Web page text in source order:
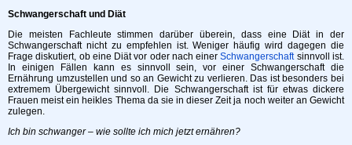
Schwangerschaft und Diät
Die meisten Fachleute stimmen darüber überein, dass eine Diät in der
Schwangerschaft nicht zu empfehlen ist. Weniger häufig wird dagegen die
Frage diskutiert, ob eine Diät vor oder nach einerSchwangerschaftsinnvoll ist.
In einigen Fällen kann es sinnvoll sein, vor einer Schwangerschaft die
Ernährung umzustellen und so an Gewicht zu verlieren. Das ist besonders bei
extremem Übergewicht sinnvoll. Die Schwangerschaft ist für etwas dickere
Frauen meist ein heikles Thema da sie in dieser Zeit ja noch weiter an Gewicht
zulegen.
Ich bin schwanger – wie sollte ich mich jetzt ernähren?